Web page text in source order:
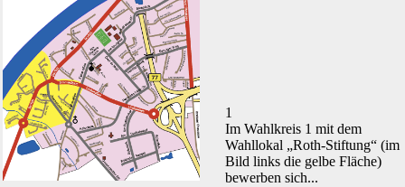
1
Im Wahlkreis 1 mit dem
Wahllokal „Roth-Stiftung“ (im
Bild links die gelbe Fläche)
bewerben sich...